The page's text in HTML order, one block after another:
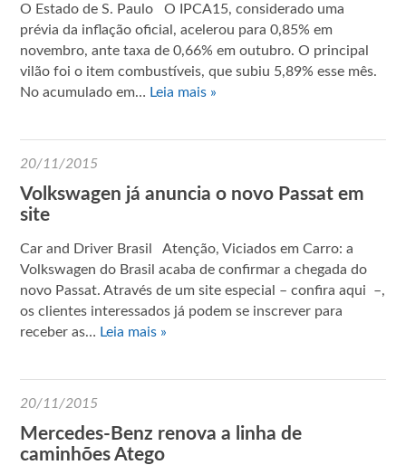
O Estado de S. Paulo O IPCA­15, considerado uma
prévia da inflação oficial, acelerou para 0,85% em
novembro, ante taxa de 0,66% em outubro. O principal
vilão foi o item combustíveis, que subiu 5,89% esse mês.
No acumulado em… Leia mais »
20/11/2015
Volkswagen já anuncia o novo Passat em
site
Car and Driver Brasil Atenção, Viciados em Carro: a
Volkswagen do Brasil acaba de confirmar a chegada do
novo Passat. Através de um site especial – confira aqui –,
os clientes interessados já podem se inscrever para
receber as… Leia mais »
20/11/2015
Mercedes-Benz renova a linha de
caminhões Atego